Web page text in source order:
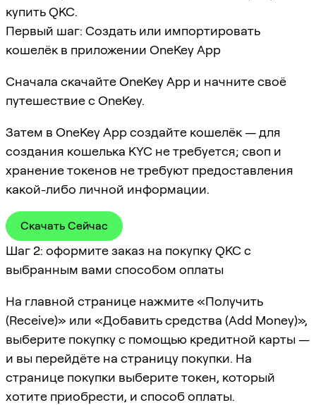
купить QKC.
Первый шаг: Создать или импортировать
кошелёк в приложении OneKey App
Сначала скачайте OneKey App и начните своё
путешествие с OneKey.
Затем в OneKey App создайте кошелёк — для
создания кошелька KYC не требуется; своп и
хранение токенов не требуют предоставления
какой-либо личной информации.
Скачать Сейчас
Шаг 2: оформите заказ на покупку QKC с
выбранным вами способом оплаты
На главной странице нажмите «Получить
(Receive)» или «Добавить средства (Add Money)»,
выберите покупку с помощью кредитной карты —
и вы перейдёте на страницу покупки. На
странице покупки выберите токен, который
хотите приобрести, и способ оплаты.